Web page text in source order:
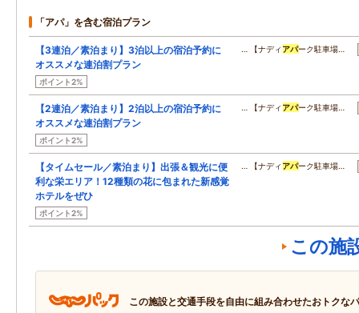
「アパ」を含む宿泊プラン
【3連泊／素泊まり】3泊以上の宿泊予約に
オススメな連泊割プラン
ポイント2%
… 【ナディ アパーク駐車場…
【2連泊／素泊まり】2泊以上の宿泊予約に
オススメな連泊割プラン
ポイント2%
… 【ナディ アパーク駐車場…
【タイムセール／素泊まり】出張＆観光に便
利な栄エリア！12種類の花に包まれた新感覚
ホテルをぜひ
ポイント2%
… 【ナディ アパーク駐車場…
この施
この施設と交通手段を自由に組み合わせたおトクな